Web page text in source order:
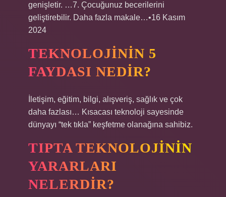
genişletir. …7. Çocuğunuz becerilerini
geliştirebilir. Daha fazla makale…•16 Kasım
2024
TEKNOLOJININ 5
FAYDASI NEDIR?
İletişim, eğitim, bilgi, alışveriş, sağlık ve çok
daha fazlası… Kısacası teknoloji sayesinde
dünyayı “tek tıkla” keşfetme olanağına sahibiz.
TIPTA TEKNOLOJININ
YARARLARI
NELERDIR?